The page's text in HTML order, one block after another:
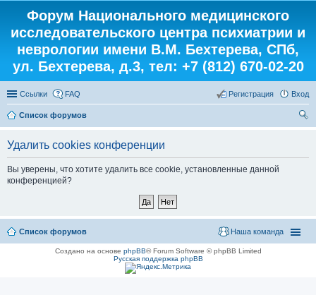
Форум Национального медицинского
исследовательского центра психиатрии и
неврологии имени В.М. Бехтерева, СПб,
ул. Бехтерева, д.3, тел: +7 (812) 670-02-20
Ссылки FAQ Вход
Регистрация
Список форумов
Удалить cookies конференции
Вы уверены, что хотите удалить все cookie, установленные данной
конференцией?
Список форумов Наша команда
Создано на основе phpBB® Forum Software © phpBB Limited
Русская поддержка phpBB